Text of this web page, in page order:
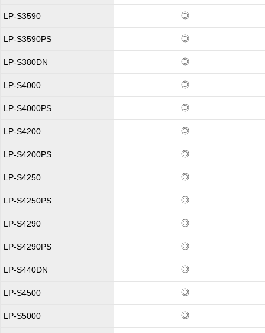
LP-S3590 ◎
LP-S3590PS ◎
LP-S380DN ◎
LP-S4000 ◎
LP-S4000PS ◎
LP-S4200 ◎
LP-S4200PS ◎
LP-S4250 ◎
LP-S4250PS ◎
LP-S4290 ◎
LP-S4290PS ◎
LP-S440DN ◎
LP-S4500 ◎
LP-S5000 ◎